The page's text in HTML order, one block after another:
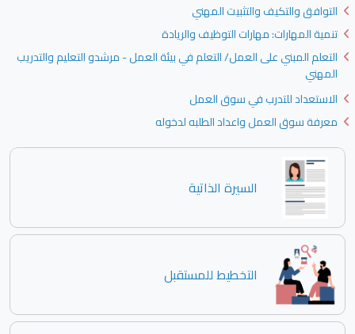
التوافق والتكيف والتثبيت المهني
تنمية المهارات: مهارات التوظيف والريادة
التعلم المبني على العمل/ التعلم في بيئة العمل - مرشدو التعليم والتدريب
المهني
الاستعداد للتدرب في سوق العمل
معرفة سوق العمل واعداد الطلبه لدخوله
السيرة الذاتية
التخطيط للمستقبل